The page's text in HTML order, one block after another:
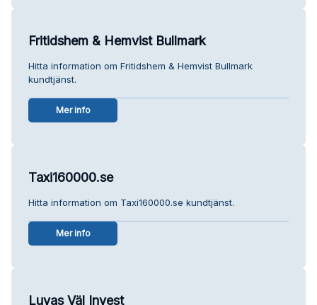
Fritidshem & Hemvist Bullmark
Hitta information om Fritidshem & Hemvist Bullmark
kundtjänst.
Mer info
Taxi160000.se
Hitta information om Taxi160000.se kundtjänst.
Mer info
Luvas Väl Invest